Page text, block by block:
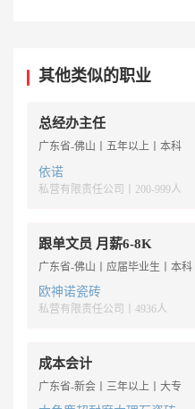
其他类似的职业
总经办主任
广东省-佛山丨五年以上丨本科
依诺
私营有限责任公司丨200-999人
跟单文员 月薪6-8K
广东省-佛山丨应届毕业生丨本科
欧神诺瓷砖
私营有限责任公司丨4936人
成本会计
广东省-新会丨三年以上丨大专